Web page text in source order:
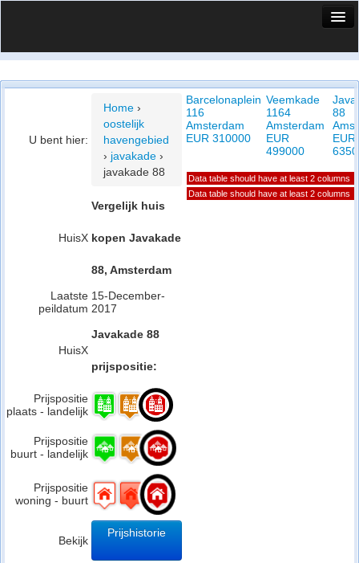
Vergelijk prijsposities - wijk
Nieuws
U bent hier:
Home ›
oostelijk
havengebied
› javakade ›
javakade 88
HuisX
Vergelijk huis
kopen Javakade
88, Amsterdam
Laatste
peildatum
15-December-
2017
HuisX
Javakade 88
prijspositie:
Prijspositie
plaats - landelijk
Prijspositie
buurt - landelijk
Prijspositie
woning - buurt
Bekijk
Prijshistorie
Barcelonaplein
116
Amsterdam
EUR 310000
Veemkade
1164
Amsterdam
EUR
499000
88
EUR
Data table should have at least 2 columns
Data table should have at least 2 columns